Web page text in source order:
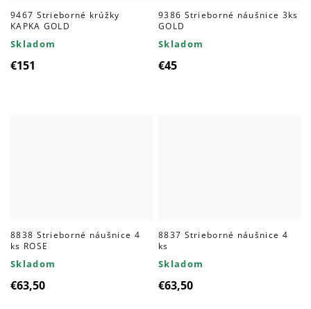
9467 Strieborné krúžky
KAPKA GOLD
Skladom
€151
9386 Strieborné náušnice 3ks
GOLD
Skladom
€45
8838 Strieborné náušnice 4
ks ROSE
Skladom
€63,50
8837 Strieborné náušnice 4
ks
Skladom
€63,50